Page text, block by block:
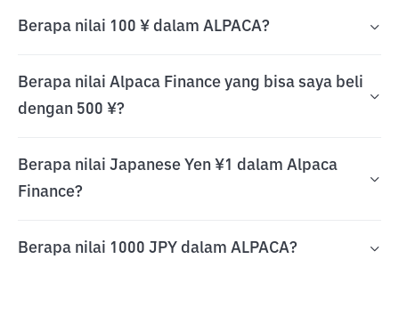
Berapa nilai 100 ¥ dalam ALPACA?
Berapa nilai Alpaca Finance yang bisa saya beli
dengan 500 ¥?
Berapa nilai Japanese Yen ¥1 dalam Alpaca
Finance?
Berapa nilai 1000 JPY dalam ALPACA?